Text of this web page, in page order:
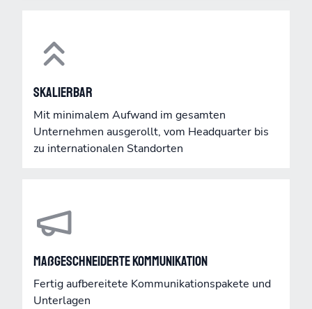
Skalierbar
Mit minimalem Aufwand im gesamten
Unternehmen ausgerollt, vom Headquarter bis
zu internationalen Standorten
Maßgeschneiderte Kommunikation
Fertig aufbereitete Kommunikationspakete und
Unterlagen